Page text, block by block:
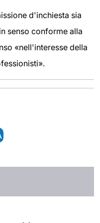
d'inchiesta sia
senso conforme alla
«nell'interesse della